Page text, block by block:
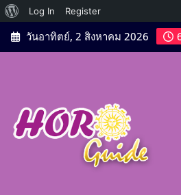
เกี่ยว
กับ
เวิร์ด
Log In
Register
Skip
to
วันอาทิตย์, 2 สิงหาคม 2026